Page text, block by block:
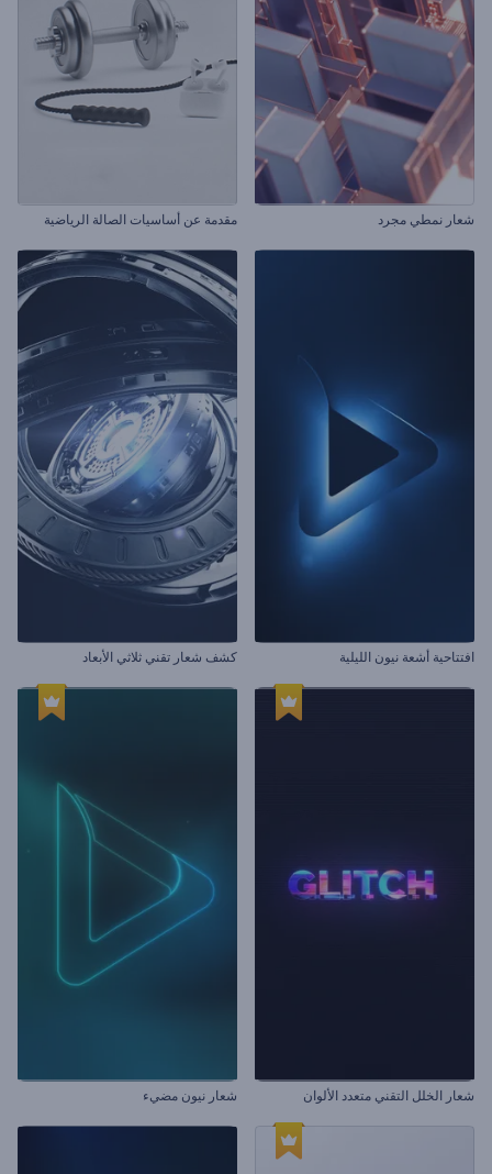
شعار نمطي مجرد مقدمة عن أساسيات الصالة الرياضية
افتتاحية أشعة نيون الليلية كشف شعار تقني ثلاثي الأبعاد
شعار الخلل التقني متعدد الألوان شعار نيون مضيء